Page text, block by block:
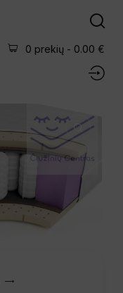
0 prekių - 0.00 €